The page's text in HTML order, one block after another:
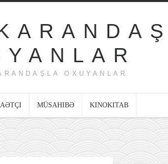
OXUYANLAR
MÜSAHIBƏ KINOKITAB